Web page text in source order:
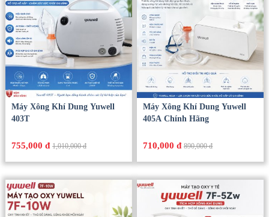
Máy Xông Khí Dung Yuwell
403T
755,000 đ 1,010,000 đ
Máy Xông Khí Dung Yuwell
405A Chính Hãng
710,000 đ 890,000 đ